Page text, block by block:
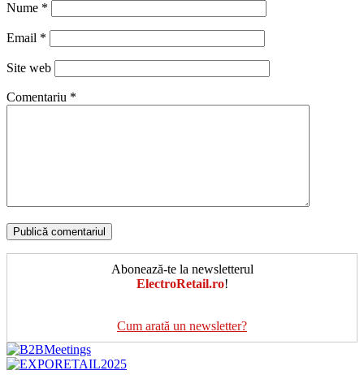
Nume *
Email *
Site web
Comentariu *
Abonează-te la newsletterul
ElectroRetail.ro!
Cum arată un newsletter?